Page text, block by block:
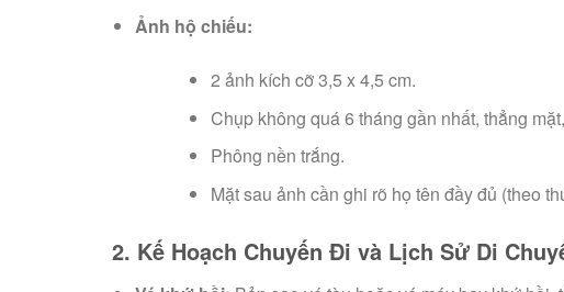
Ảnh hộ chiếu:
2 ảnh kích cỡ 3,5 x 4,5 cm.
Chụp không quá 6 tháng gần nhất, thẳng
Phông nền trắng.
Mặt sau ảnh cần ghi rõ họ tên đầy đủ (theo
2. Kế Hoạch Chuyến Đi và Lịch Sử Di